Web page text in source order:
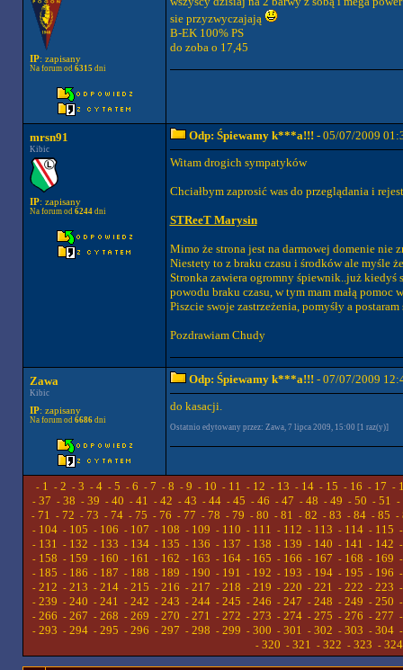
IP: zapisany
Na forum od 6315 dni
sie przyzwyczajają
B-EK 100% PS
do zoba o 17,45
mrsn91
Kibic
IP: zapisany
Na forum od 6244dni
Odp: Śpiewamy k***a!!! - 05/07/2009
Witam drogich sympatyków
Chciałbym zaprosić was do przeglądania i
STReeT Marysin
Mimo że strona jest na darmowej domenie nie
Niestety to z braku czasu i środków ale myśle
Stronka zawiera ogromny śpiewnik..już kiedyś
powodu braku czasu, w tym mam małą pomoc
Piszcie swoje zastrzeżenia, pomyśły a
Pozdrawiam Chudy
Zawa
Kibic
IP: zapisany
Na forum od 6686dni
Odp: Śpiewamy k***a!!! - 07/07/2009
do kasacji.
Ostatnio edytowany przez: Zawa, 7 lipca 2009, 15:00 [1 raz(y)]
- 1 - 2 - 3 - 4 - 5 - 6 - 7 - 8 - 9 - 10 - 11 - 12 - 13 - 14 - 15 - 16 - 17 -
- 37 - 38 - 39 - 40 - 41 - 42 - 43 - 44- 45 - 46 - 47 - 48 - 49 - 50 - 51 -
- 71 - 72 - 73 - 74 - 75 - 76 - 77 - 78 - 79 - 80 - 81 - 82 - 83 - 84 - 85 -
- 104- 105 - 106 - 107 - 108 - 109 - 110 - 111 - 112 - 113 - 114- 115
- 131 - 132 - 133 - 134- 135 - 136 - 137 - 138 - 139 - 140 - 141 - 142
- 158 - 159 - 160 - 161 - 162 - 163 - 164- 165 - 166 - 167 - 168 - 169
- 185 - 186 - 187 - 188 - 189 - 190 - 191 - 192 - 193 - 194- 195 - 196
- 212 - 213 - 214- 215 - 216 - 217 - 218 - 219 - 220 - 221 - 222 - 223
- 239 - 240 - 241 - 242 - 243 - 244- 245 - 246 - 247 - 248 - 249 - 250
- 266 - 267 - 268 - 269 - 270 - 271 - 272 - 273 - 274- 275 - 276 - 277
- 293 - 294- 295 - 296 - 297 - 298 - 299 - 300 - 301 - 302 - 303 - 304
- 320 - 321 - 322 - 323 - 324